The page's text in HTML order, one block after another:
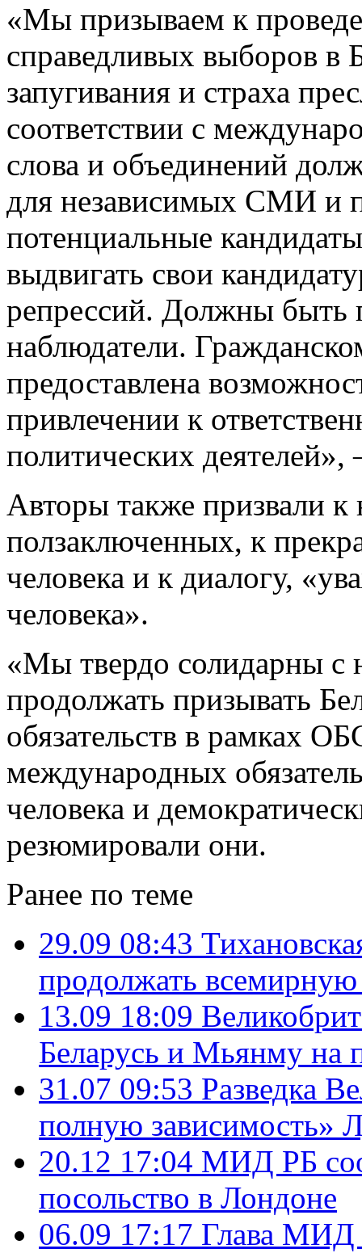
«Мы призываем к
справедливых выборов в
запугивания и страха
соответствии с
слова и объединений
для независимых СМИ и
потенциальные
выдвигать свои
репрессий. Должны
наблюдатели.
предоставлена
привлечении к
политических деятелей»,
Авторы также призвали
ползаключенных, к
человека и к диалогу,
человека».
«Мы твердо солидарны с
продолжать призывать
обязательств в рамках
международных
человека и
резюмировали они.
Ранее по теме
29.09 08:43
продолжать
13.09 18:09
Беларусь и Мьянму на
31.07 09:53 Разведка
полную зависимость»
20.12 17:04 МИД РБ
посольство в Лондоне
06.09 17:17 Глава МИД